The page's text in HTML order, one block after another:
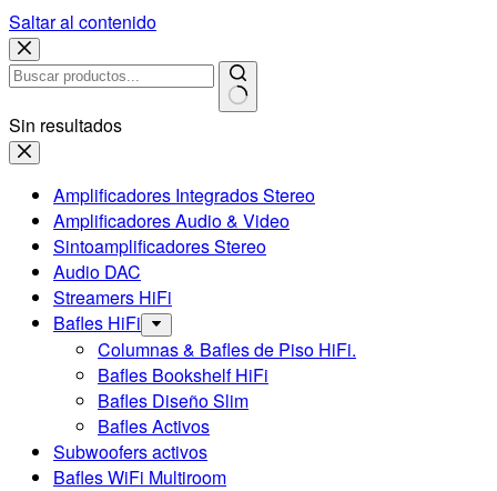
Saltar al contenido
Sin resultados
Amplificadores Integrados Stereo
Amplificadores Audio & Video
Sintoamplificadores Stereo
Audio DAC
Streamers HiFi
Bafles HiFi
Columnas & Bafles de Piso HiFi.
Bafles Bookshelf HiFi
Bafles Diseño Slim
Bafles Activos
Subwoofers activos
Bafles WiFi Multiroom